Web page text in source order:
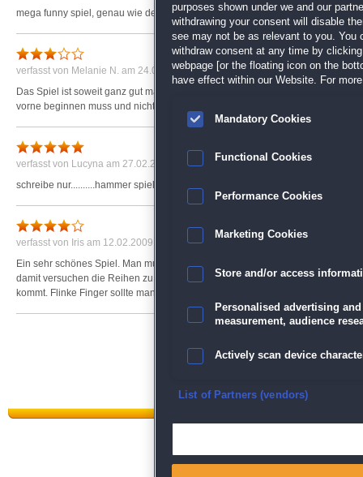
mega funny spiel, genau wie der 2. teil...dieser gary ist einfach nur urkomisch
verfasst von Melanie N. am 24.04.2017 um 12:19
Das Spiel ist soweit ganz gut man muss sehr schnell dabei sein schade finde
vorne beginnen muss und nicht bei dem Level das man vorher verloren hat
verfasst von Lucyna am 27.02.2009 um 16:02
schreibe nur..........hammer spiel
verfasst von Iris am 12.02.2009 um 00:24
Ein sehr schönes Spiel. Man muss versuchen den gefangenen Ball farblich
damit versuchen die Reihen zu zerstören. Teilweise füllen sich die Reihen
kommt. Flinke Finger sollte man schon haben.
purposes shown under we and our
withdrawing your consent will disable
see may not be as relevant to you. You
withdraw consent at any time by
webpage [or the floating icon on the
have effect within our Website. For
Mandatory Cookies
Functional Cookies
Performance Cookies
Marketing Cookies
Store and/or access
Personalised advertising
measurement, audience
Actively scan device
Ensure security, prevent
List of Partners (vendors)